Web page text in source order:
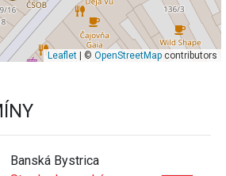
Leaflet| © OpenStreetMapcontributors
Banská Bystrica